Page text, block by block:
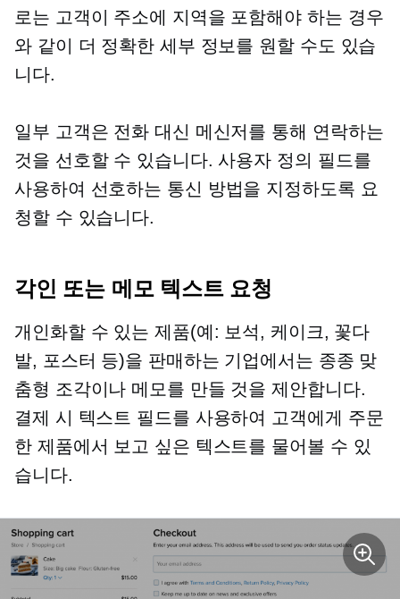
로는 고객이 주소에 지역을 포함해야 하는 경우
와 같이 더 정확한 세부 정보를 원할 수도 있습
니다.
일부 고객은 전화 대신 메신저를 통해 연락하는
것을 선호할 수 있습니다. 사용자 정의 필드를
사용하여 선호하는 통신 방법을 지정하도록 요
청할 수 있습니다.
각인 또는 메모 텍스트 요청
개인화할 수 있는 제품(예: 보석, 케이크, 꽃다
발, 포스터 등)을 판매하는 기업에서는 종종 맞
춤형 조각이나 메모를 만들 것을 제안합니다.
결제 시 텍스트 필드를 사용하여 고객에게 주문
한 제품에서 보고 싶은 텍스트를 물어볼 수 있
습니다.